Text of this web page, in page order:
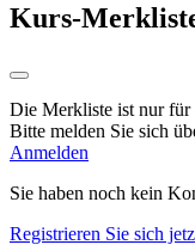
Kurs-
Die Merkliste ist nur für
Bitte melden Sie sich
Anmelden
Sie haben noch kein
Registrieren Sie sich